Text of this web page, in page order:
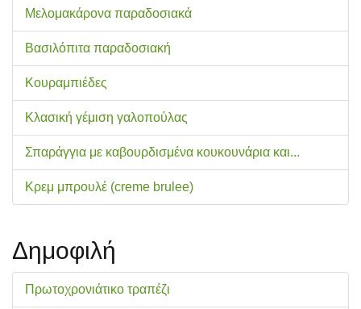
Μελομακάρονα παραδοσιακά
Βασιλόπιτα παραδοσιακή
Κουραμπιέδες
Κλασική γέμιση γαλοπούλας
Σπαράγγια με καβουρδισμένα κουκουνάρια και...
Κρεμ μπρουλέ (creme brulee)
Δημοφιλή
Πρωτοχρονιάτικο τραπέζι